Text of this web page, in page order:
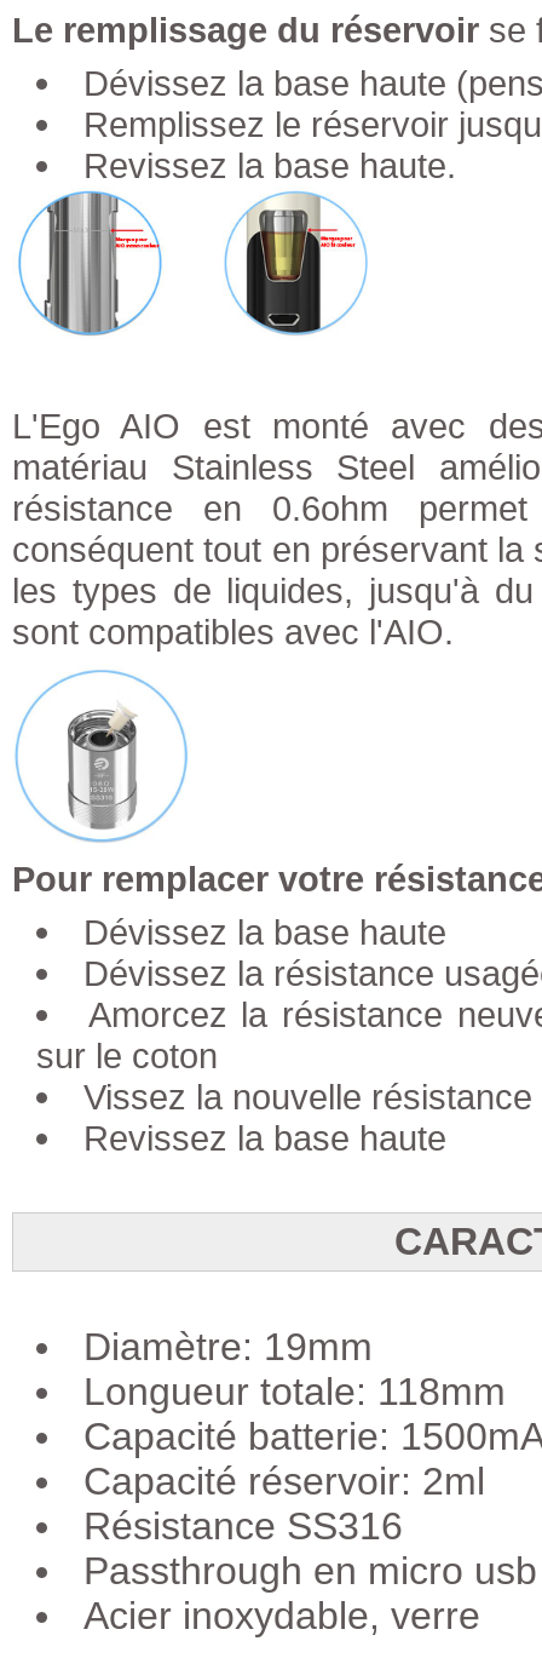
Le remplissage du réservoir se
Dévissez la base haute
Remplissez le réservoir
Revissez la base haute.
L'Ego AIO est monté avec
matériau Stainless Steel
résistance en 0.6ohm
conséquent tout en préservant
les types de liquides, jusqu'à
sont compatibles avec l'AIO.
Pour remplacer votre
Dévissez la base haute
Dévissez la résistance
Amorcez la résistance
sur le coton
Vissez la nouvelle résistance
Revissez la base haute
Diamètre: 19mm
Longueur totale: 118mm
Capacité batterie:
Capacité réservoir: 2ml
Résistance SS316
Passthrough en micro usb
Acier inoxydable, verre